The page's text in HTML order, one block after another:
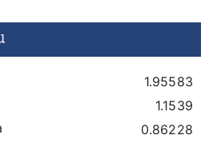
1.95583
1.1539
0.86228